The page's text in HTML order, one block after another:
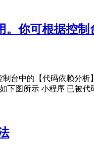
你可根据控
台中的【代码依赖分
图所示 小程序 已被